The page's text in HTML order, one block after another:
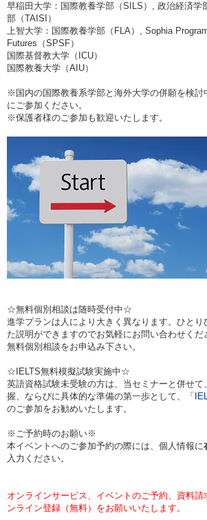
早稲田大学：国際教養学部（SILS）, 政治経済学
部（TAISI）
上智大学：国際教養学部（FLA）, Sophia
Futures（SPSF）
国際基督教大学（ICU）
国際教養大学（AIU）
※国内の国際教養系学部と海外大学の併願を検討
にご参加ください。
※保護者様のご参加も歓迎いたします。
☆無料個別相談は随時受付中☆
進学プランは人により大きく異なります。ひと
た説明ができますのでお気軽にお問い合わせくだ
無料個別相談をお申込み下さい。
☆IELTS無料模擬試験実施中☆
英語資格試験未受験の方は、当セミナーと併せて
握、ならびに具体的な準備の第一歩として、「
のご参加をお勧めいたします。
※ご予約時のお願い※
本イベントへのご参加予約の際には、個人情報に
入力ください。
オンラインサービス、イベントのご予約、資料
ンライン登録（無料）をお願いいたします。